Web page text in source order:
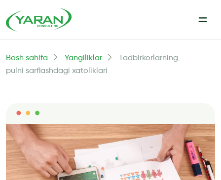
Bosh sahifa Yangiliklar
Tadbirkorlarning
pulni sarflashdagi xatoliklari